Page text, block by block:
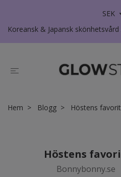
SEK
Koreansk & Japansk
Hem Blogg Höstens
Höstens
Bonnybonny.se